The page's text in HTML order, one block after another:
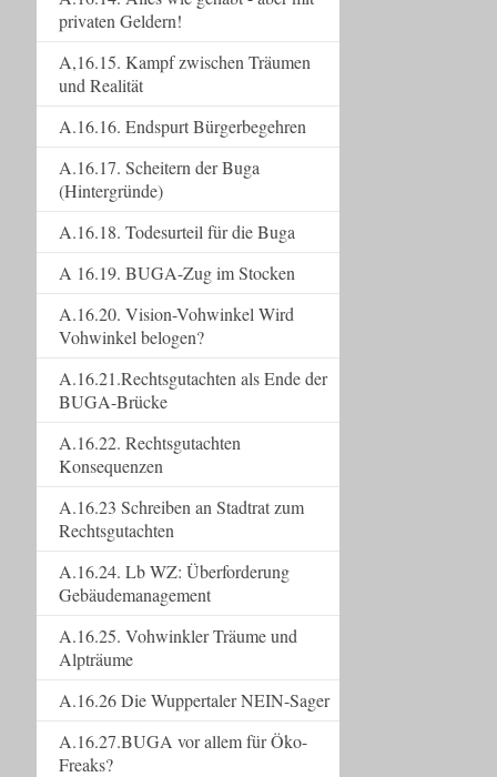
privaten Geldern!
A,16.15. Kampf zwischen Träumen
und Realität
A.16.16. Endspurt Bürgerbegehren
A.16.17. Scheitern der Buga
(Hintergründe)
A.16.18. Todesurteil für die Buga
A 16.19. BUGA-Zug im Stocken
A.16.20. Vision-Vohwinkel Wird
Vohwinkel belogen?
A.16.21.Rechtsgutachten als Ende der
BUGA-Brücke
A.16.22. Rechtsgutachten
Konsequenzen
A.16.23 Schreiben an Stadtrat zum
Rechtsgutachten
A.16.24. Lb WZ: Überforderung
Gebäudemanagement
A.16.25. Vohwinkler Träume und
Alpträume
A.16.26 Die Wuppertaler NEIN-Sager
A.16.27.BUGA vor allem für Öko-
Freaks?